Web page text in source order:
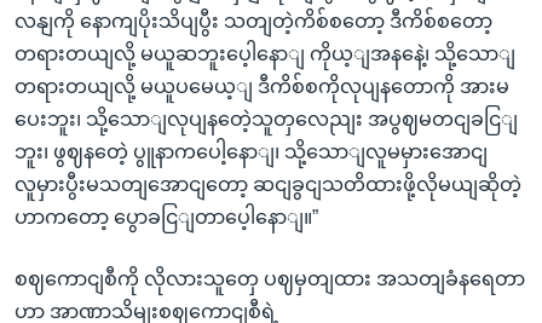
လနျကို နောကျပိုးသိပျပွီး သတျတဲ့ကိစ်စတော့ ဒီကိစ်စတော့
တရားတယျလို့ မယူဆဘူးပေ့ါနောျ ကိုယ့ျအနနေဲ့၊ သို့သောျ
တရားတယျလို့ မယူပမေယ့ျ ဒီကိစ်စကိုလုပျနတောကို အားမ
ပေးဘူး၊ သို့သောျလုပျနတေဲ့သူတှလေညျး အပွဈမတငျခငြျ
ဘူး၊ ဖွဈနတေဲ့ ပွူနာကပေါ့နောျ၊ သို့သောျလူမမှားအောငျ
လူမှားပွီးမသတျအောငျတော့ ဆငျခွငျသတိထားဖို့လိုမယျဆိုတဲ့
ဟာကတော့ ပွောခငြျတာပေ့ါနောျ။”
စဈကောငျစီကို လိုလားသူတှေ ပဈမှတျထား အသတျခံနရေတာ
ဟာ အာဏာသိမျးစဈကောငျစီရဲ့